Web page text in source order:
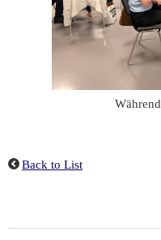
Back to List